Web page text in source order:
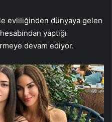
evliliğinden dünyaya gelen
yaptığı
devam ediyor.